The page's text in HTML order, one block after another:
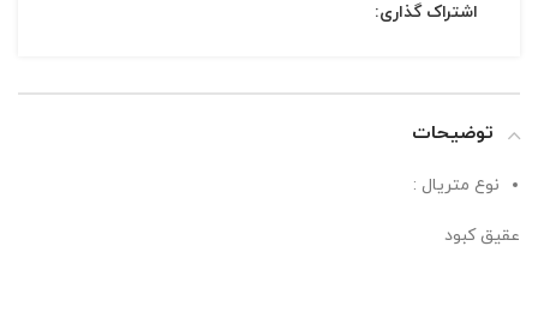
اشتراک گذاری:
توضیحات
نوع متریال :
عقیق کبود